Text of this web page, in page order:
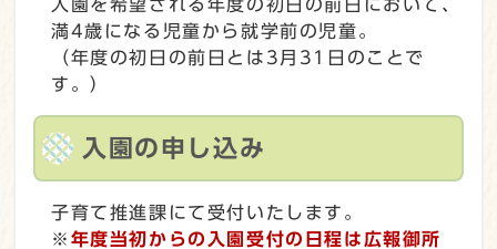
入園を希望される年度の初日の前日において、
満4歳になる児童から就学前の児童。
（年度の初日の前日とは3月31日のことで
す。）
入園の申し込み
子育て推進課にて受付いたします。
※ 年度当初からの入園受付の日程は広報御所